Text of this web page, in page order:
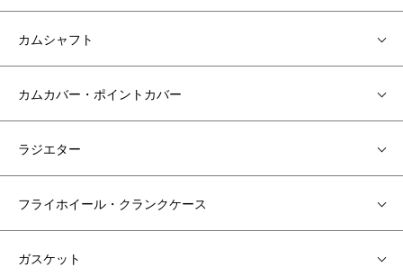
カムシャフト
カムカバー・ポイントカバー
ラジエター
フライホイール・クランクケース
ガスケット